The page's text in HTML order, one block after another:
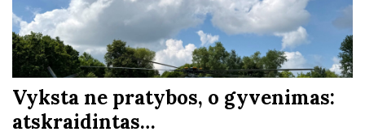
Vyksta ne pratybos, o gyvenimas:
atskraidintas…